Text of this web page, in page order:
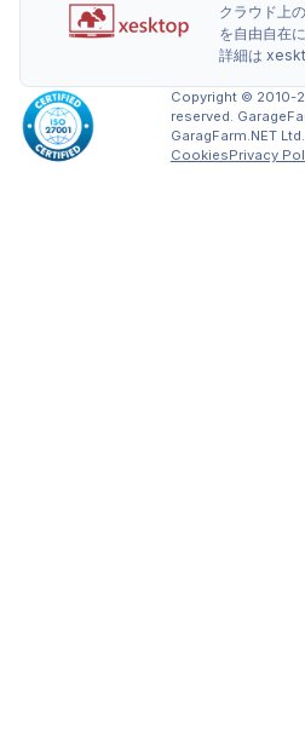
クラウド上
を自由自在に
詳細は
Copyright © 2010-
reserved.
GaragFarm.NET
CookiesPrivacy